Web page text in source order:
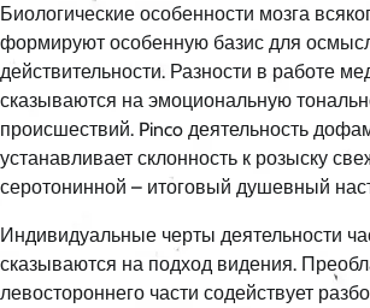
Биологические особенности мозга
формируют особенную базис для
действительности. Разности в работе
сказываются на эмоциональную
происшествий. Pinco деятельность
устанавливает склонность к розыску
серотонинной – итоговый душевный
Индивидуальные черты деятельности
сказываются на подход видения.
левостороннего части содействует